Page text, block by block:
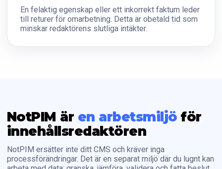
En felaktig egenskap eller ett inkorrekt faktum leder
till returer för omarbetning. Detta är obetald tid som
minskar redaktörens slutliga intäkter.
NotPIM är en arbetsmiljö för
innehållsredaktören
NotPIM ersätter inte ditt CMS och kräver inga
processförändringar. Det är en separat miljö där du lugnt kan